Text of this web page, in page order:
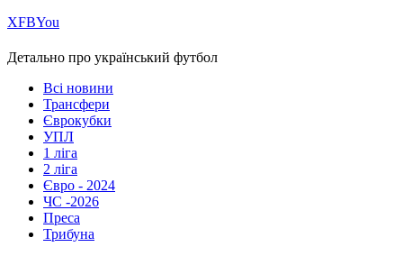
ХFBYou
Детально про український футбол
Всі новини
Трансфери
Єврокубки
УПЛ
1 ліга
2 ліга
Євро - 2024
ЧС -2026
Преса
Трибуна